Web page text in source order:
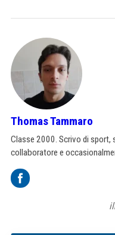
Thomas Tammaro
Classe 2000. Scrivo di sport,
collaboratore e